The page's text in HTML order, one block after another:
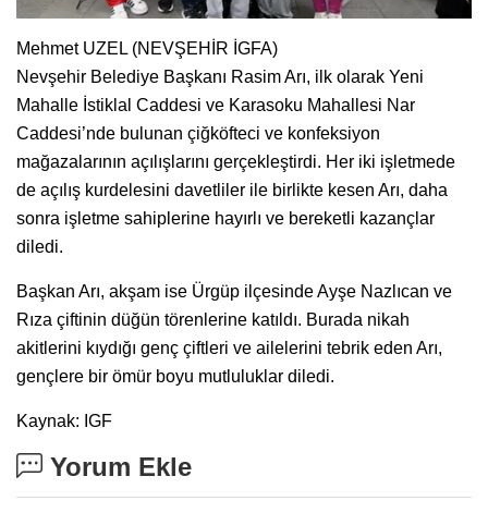
Mehmet UZEL (NEVŞEHİR İGFA)
Nevşehir Belediye Başkanı Rasim Arı, ilk olarak Yeni
Mahalle İstiklal Caddesi ve Karasoku Mahallesi Nar
Caddesi’nde bulunan çiğköfteci ve konfeksiyon
mağazalarının açılışlarını gerçekleştirdi. Her iki işletmede
de açılış kurdelesini davetliler ile birlikte kesen Arı, daha
sonra işletme sahiplerine hayırlı ve bereketli kazançlar
diledi.
Başkan Arı, akşam ise Ürgüp ilçesinde Ayşe Nazlıcan ve
Rıza çiftinin düğün törenlerine katıldı. Burada nikah
akitlerini kıydığı genç çiftleri ve ailelerini tebrik eden Arı,
gençlere bir ömür boyu mutluluklar diledi.
Kaynak: IGF
Yorum Ekle